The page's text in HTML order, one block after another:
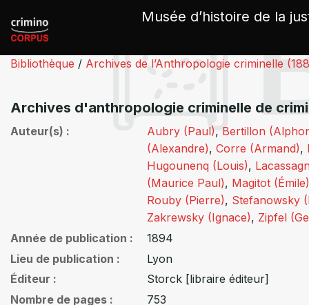
Musée d’histoire de la
Bibliothèque / Archives de l’Anthropologie criminelle
Archives d'anthropologie criminelle de
Auteur(s) Aubry (Paul), Bertillon
(Alexandre),Corre (Armand),
Hugounenq (Louis),
(Maurice Paul), Magitot
Rouby (Pierre), Stefanowsky
Zakrewsky (Ignace), Zipfel
Année de publication
1894
Lieu de publication
Lyon
Éditeur
Storck [libraire éditeur]
Nombre de pages
753
Panneau de gestion des cookies